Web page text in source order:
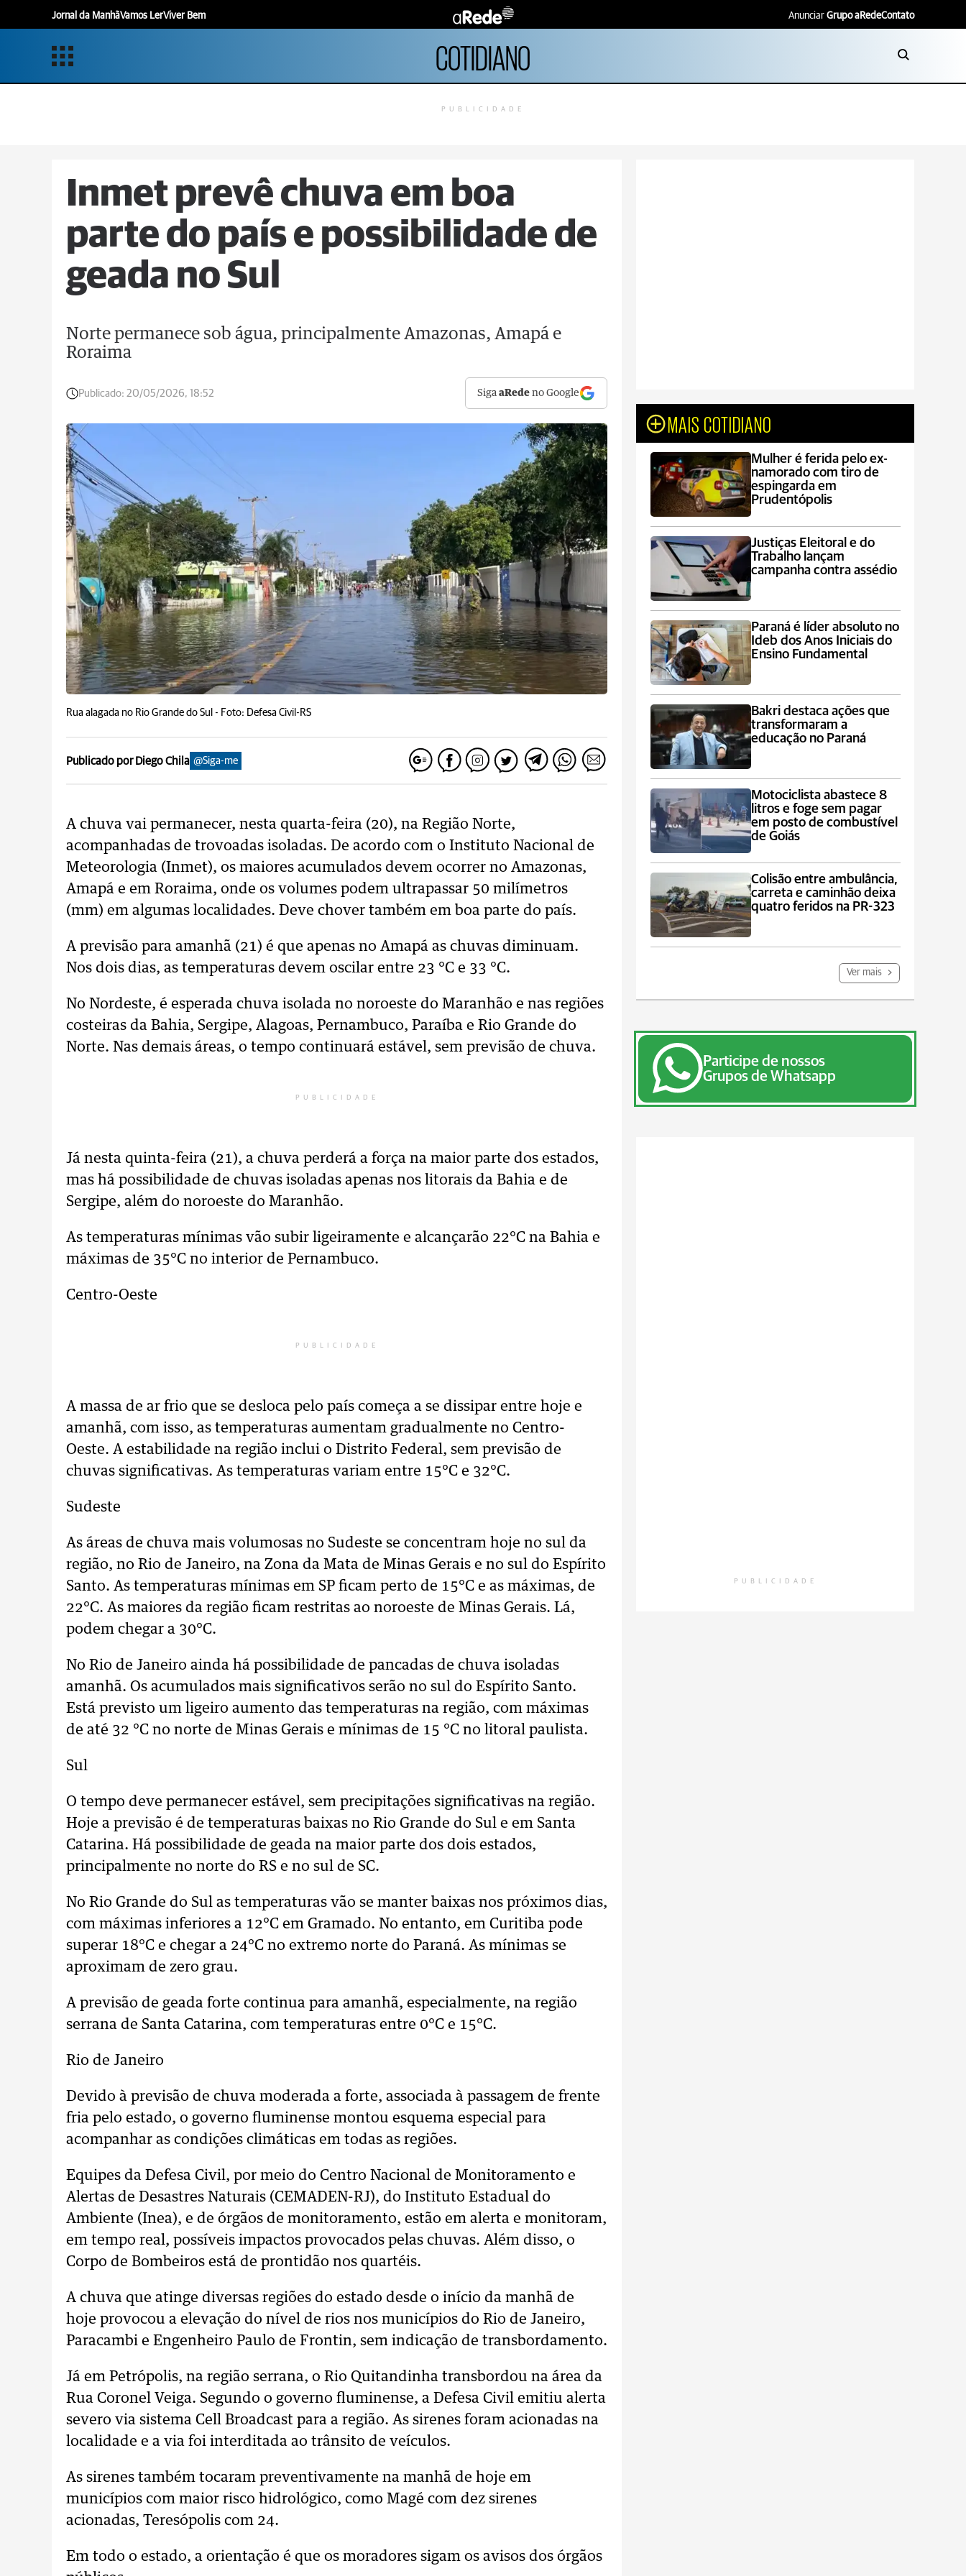
Jornal da ManhãVamos LerViver Bem Anunciar Grupo aRedeContato
COTIDIANO
PUBLICIDADE
Inmet prevê chuva em boa
parte do país e possibilidade de
geada no Sul
Norte permanece sob água, principalmente Amazonas, Amapá e
Roraima
Publicado: 20/05/2026, 18:52 SigaaRede no Google
Rua alagada no Rio Grande do Sul - Foto: Defesa Civil-RS
Publicado por Diego Chila @Siga-me
A chuva vai permanecer, nesta quarta-feira (20), na Região Norte,
acompanhadas de trovoadas isoladas. De acordo com o Instituto Nacional de
Meteorologia (Inmet), os maiores acumulados devem ocorrer no Amazonas,
Amapá e em Roraima, onde os volumes podem ultrapassar 50 milímetros
(mm) em algumas localidades. Deve chover também em boa parte do país.
A previsão para amanhã (21) é que apenas no Amapá as chuvas diminuam.
Nos dois dias, as temperaturas devem oscilar entre 23 °C e 33 °C.
No Nordeste, é esperada chuva isolada no noroeste do Maranhão e nas regiões
costeiras da Bahia, Sergipe, Alagoas, Pernambuco, Paraíba e Rio Grande do
Norte. Nas demais áreas, o tempo continuará estável, sem previsão de chuva.
PUBLICIDADE
Já nesta quinta-feira (21), a chuva perderá a força na maior parte dos estados,
mas há possibilidade de chuvas isoladas apenas nos litorais da Bahia e de
Sergipe, além do noroeste do Maranhão.
As temperaturas mínimas vão subir ligeiramente e alcançarão 22°C na Bahia e
máximas de 35°C no interior de Pernambuco.
Centro-Oeste
PUBLICIDADE
A massa de ar frio que se desloca pelo país começa a se dissipar entre hoje e
amanhã, com isso, as temperaturas aumentam gradualmente no Centro-
Oeste. A estabilidade na região inclui o Distrito Federal, sem previsão de
chuvas significativas. As temperaturas variam entre 15°C e 32°C.
Sudeste
As áreas de chuva mais volumosas no Sudeste se concentram hoje no sul da
região, no Rio de Janeiro, na Zona da Mata de Minas Gerais e no sul do Espírito
Santo. As temperaturas mínimas em SP ficam perto de 15°C e as máximas, de
22°C. As maiores da região ficam restritas ao noroeste de Minas Gerais. Lá,
podem chegar a 30°C.
No Rio de Janeiro ainda há possibilidade de pancadas de chuva isoladas
amanhã. Os acumulados mais significativos serão no sul do Espírito Santo.
Está previsto um ligeiro aumento das temperaturas na região, com máximas
de até 32 °C no norte de Minas Gerais e mínimas de 15 °C no litoral paulista.
Sul
O tempo deve permanecer estável, sem precipitações significativas na região.
Hoje a previsão é de temperaturas baixas no Rio Grande do Sul e em Santa
Catarina. Há possibilidade de geada na maior parte dos dois estados,
principalmente no norte do RS e no sul de SC.
No Rio Grande do Sul as temperaturas vão se manter baixas nos próximos dias,
com máximas inferiores a 12°C em Gramado. No entanto, em Curitiba pode
superar 18°C e chegar a 24°C no extremo norte do Paraná. As mínimas se
aproximam de zero grau.
A previsão de geada forte continua para amanhã, especialmente, na região
serrana de Santa Catarina, com temperaturas entre 0°C e 15°C.
Rio de Janeiro
Devido à previsão de chuva moderada a forte, associada à passagem de frente
fria pelo estado, o governo fluminense montou esquema especial para
acompanhar as condições climáticas em todas as regiões.
Equipes da Defesa Civil, por meio do Centro Nacional de Monitoramento e
Alertas de Desastres Naturais (CEMADEN-RJ), do Instituto Estadual do
Ambiente (Inea), e de órgãos de monitoramento, estão em alerta e monitoram,
em tempo real, possíveis impactos provocados pelas chuvas. Além disso, o
Corpo de Bombeiros está de prontidão nos quartéis.
A chuva que atinge diversas regiões do estado desde o início da manhã de
hoje provocou a elevação do nível de rios nos municípios do Rio de Janeiro,
Paracambi e Engenheiro Paulo de Frontin, sem indicação de transbordamento.
Já em Petrópolis, na região serrana, o Rio Quitandinha transbordou na área da
Rua Coronel Veiga. Segundo o governo fluminense, a Defesa Civil emitiu alerta
severo via sistema Cell Broadcast para a região. As sirenes foram acionadas na
localidade e a via foi interditada ao trânsito de veículos.
As sirenes também tocaram preventivamente na manhã de hoje em
municípios com maior risco hidrológico, como Magé com dez sirenes
acionadas, Teresópolis com 24.
Em todo o estado, a orientação é que os moradores sigam os avisos dos órgãos
MAIS COTIDIANO
Mulher é ferida pelo ex-
namorado com tiro de
espingarda em
Prudentópolis
Justiças Eleitoral e do
Trabalho lançam
campanha contra assédio
Paraná é líder absoluto no
Ideb dos Anos Iniciais do
Ensino Fundamental
Bakri destaca ações que
transformaram a
educação no Paraná
Motociclista abastece 8
litros e foge sem pagar
em posto de combustível
de Goiás
Colisão entre ambulância,
carreta e caminhão deixa
quatro feridos na PR-323
Ver mais
Participe de nossos
Grupos de Whatsapp
PUBLICIDADE